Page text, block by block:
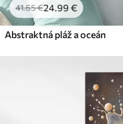
41.65€24.99 €
Abstraktná pláž a oceán